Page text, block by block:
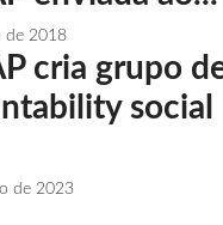
de 2018
cria grupo
social
de 2023